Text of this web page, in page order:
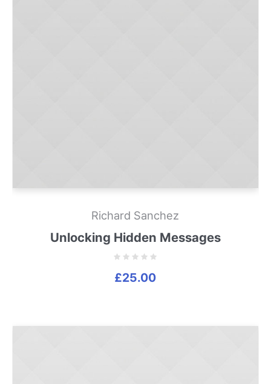
Richard Sanchez
Unlocking Hidden Messages
£25.00